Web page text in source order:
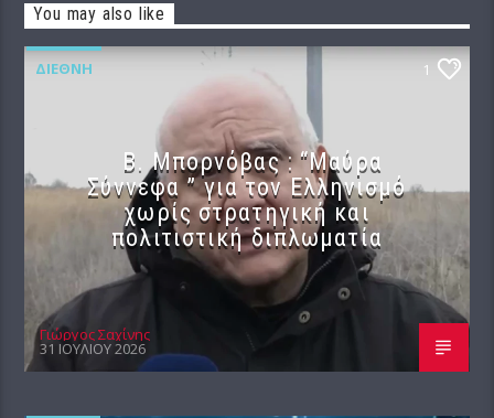
You may also like
ΔΙΕΘΝΉ 1
B. Μπορνόβας : “Μαύρα
Σύννεφα ” για τον Ελληνισμό
χωρίς στρατηγική και
πολιτιστική διπλωματία
Γιώργος Σαχίνης
31 ΙΟΥΛΊΟΥ 2026